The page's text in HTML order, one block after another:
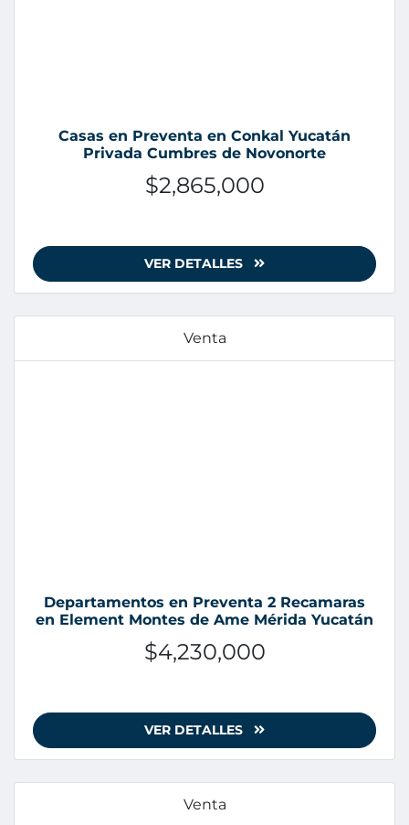
Casas en Preventa en Conkal Yucatán
Privada Cumbres de Novonorte
$2,865,000
VER DETALLES
Venta
Departamentos en Preventa 2 Recamaras
en Element Montes de Ame Mérida Yucatán
$4,230,000
VER DETALLES
Venta